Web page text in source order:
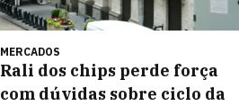
MERCADOS
Rali dos chips perde força
com dúvidas sobre ciclo da